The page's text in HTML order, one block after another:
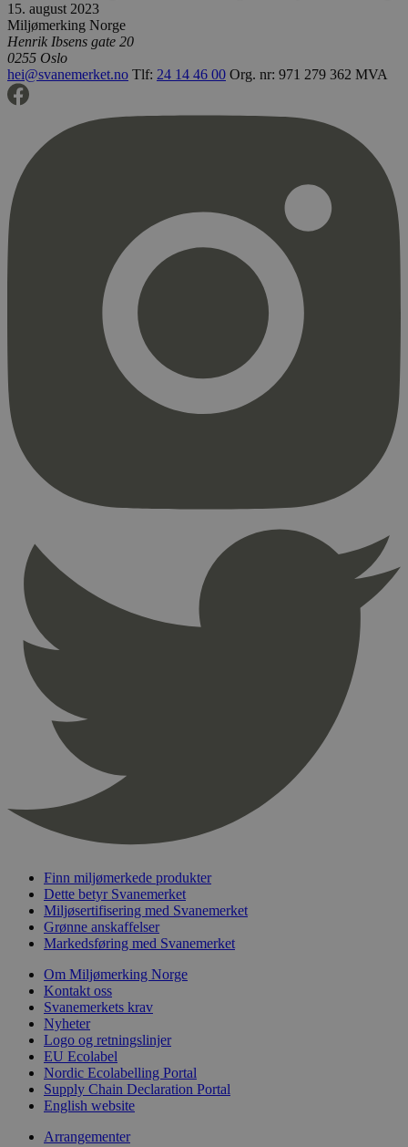
15. august 2023
Miljømerking Norge
Henrik Ibsens gate 20
0255 Oslo
hei@svanemerket.no Tlf: 24 14 46 00 Org. nr: 971 279 362 MVA
Finn miljømerkede produkter
Dette betyr Svanemerket
Miljøsertifisering med Svanemerket
Grønne anskaffelser
Markedsføring med Svanemerket
Om Miljømerking Norge
Kontakt oss
Svanemerkets krav
Nyheter
Logo og retningslinjer
EU Ecolabel
Nordic Ecolabelling Portal
Supply Chain Declaration Portal
English website
Arrangementer